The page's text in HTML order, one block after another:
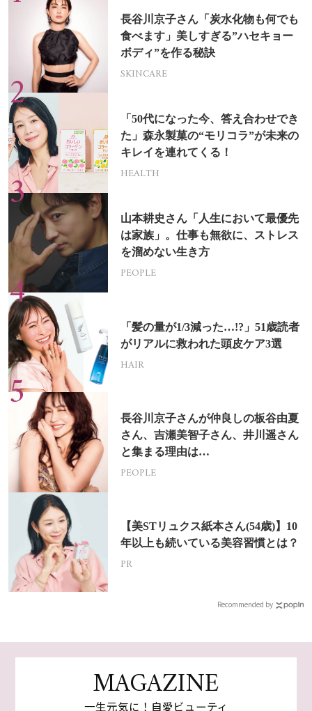
長谷川京子さん「炭水化物も何でも
食べます」美しすぎる”ハセキョー
ボディ”を作る秘訣
SKINCARE
「50代になった今、答え合わせでき
た」森永製菓の“モリコラ”が未来の
キレイを連れてくる！
HEALTH
山本耕史さん「人生において最優先
は家族」。仕事も無欲に、ストレス
を溜めない生き方
PEOPLE
「髪の量が1/3減った…!?」51歳読者
がリアルに救われた頭皮ケア3選
HAIR
長谷川京子さんが仲良しの板谷由夏
さん、吉瀬美智子さん、井川遥さん
と集まる理由は…
PEOPLE
【美STリュクス紙本さん(54歳)】10
年以上も続いている美容習慣とは？
PR
Recommended by
MAGAZINE
一生元気に！自愛ビューティ